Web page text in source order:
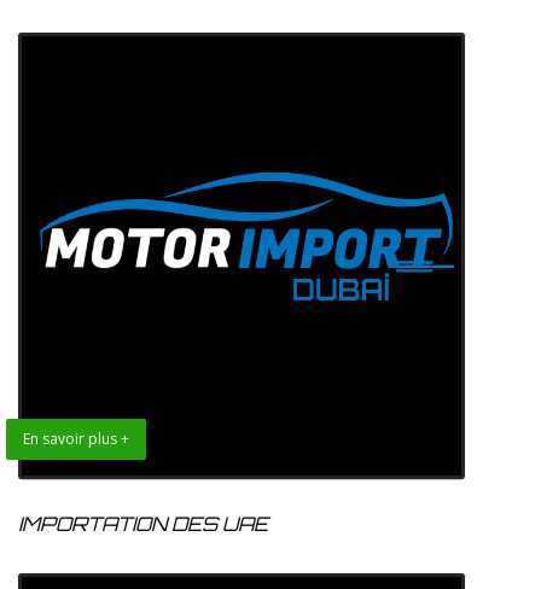
En savoir plus +
IMPORTATION DES UAE